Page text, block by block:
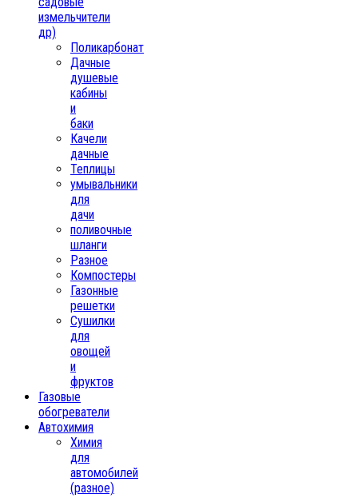
измельчители
др)
Поликарбонат
Дачные
душевые
кабины
и
баки
Качели
дачные
Теплицы
умывальники
для
дачи
поливочные
шланги
Разное
Компостеры
Газонные
решетки
Сушилки
для
овощей
и
фруктов
Газовые
обогреватели
Автохимия
Химия
для
автомобилей
(разное)